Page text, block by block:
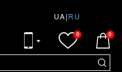
UA|RU
0 0